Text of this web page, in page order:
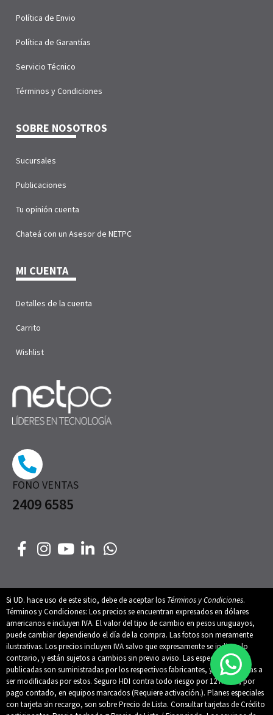
FONO VENTAS
2409 6585
Política de Envio
Política de Garantías
Servicio Técnico
Términos y Condiciones
SOBRE NOSOTROS
Sucursales
Publicaciones
Tu opinión cuenta
Chateá con un Asesor de NETPC
MI CUENTA
Detalles de la cuenta
Carrito
Wishlist
Si UD. hace uso de este sitio, debe de aceptar los Términos y Condiciones.
Términos y Condiciones: Los precios se encuentran expresados en dólares
americanos e incluyen IVA. El valor del tipo de cambio en pesos uruguayos,
puede cambiar dependiendo el día de la compra. Las fotos son meramente
ilustrativas. Los precios incluyen IVA salvo que expresamente se indique lo
contrario, y están sujetos a cambios sin previo aviso. Las especificaciones
publicadas son suministradas por los respectivos fabricantes, y están sujetas a
ser modificadas por estos. Seguro HDI contra todo riesgo por 12 meses, por
pago contado, en equipos marcados (Requiere activación.). Planes especiales
con tarjeta sin recargo, son sobre Precio de Lista. Consultar tarjetas de Crédito